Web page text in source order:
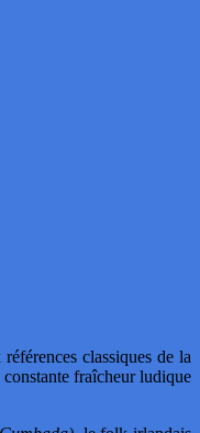
références classiques de la
fraîcheur ludique